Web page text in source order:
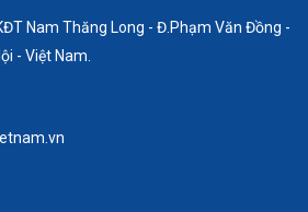
Nam Thăng Long - Đ.Phạm Văn Đồng -
- Việt Nam.